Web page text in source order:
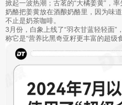
掀起一波热潮；古茗的“大橘姜黄”，
奶酪把姜黄放在酒酿奶酪里，因为味道
不止是奶茶咖啡。
3月份，白象上线了“羽衣甘蓝轻轻面”
称它是“营养比黑奇亚籽更丰富的超级